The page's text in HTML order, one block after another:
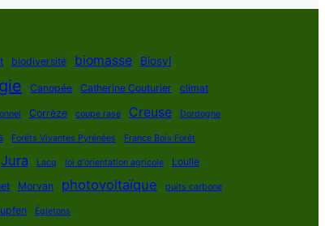
biodiversité biomasse Biosyl
Canopée Catherine Couturier climat
Corrèze coupe rase Creuse Dordogne
Forêts Vivantes Pyrénées France Bois Forêt
Jura Lacq loi d'orientation agricole
Loulle
Morvan photovoltaïque puits carbone
Égletons